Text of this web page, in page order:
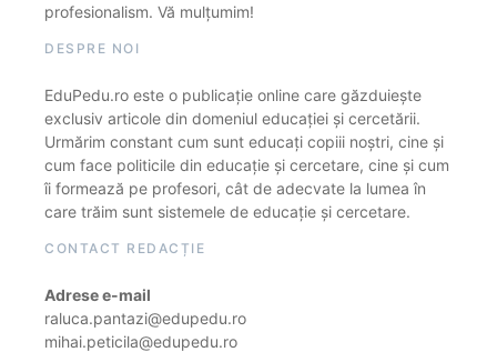
profesionalism. Vă mulțumim!
DESPRE NOI
EduPedu.ro este o publicație online care găzduiește
exclusiv articole din domeniul educației și cercetării.
Urmărim constant cum sunt educați copiii noștri, cine și
cum face politicile din educație și cercetare, cine și cum
îi formează pe profesori, cât de adecvate la lumea în
care trăim sunt sistemele de educație și cercetare.
CONTACT REDACȚIE
Adrese e-mail
raluca.pantazi@edupedu.ro
mihai.peticila@edupedu.ro